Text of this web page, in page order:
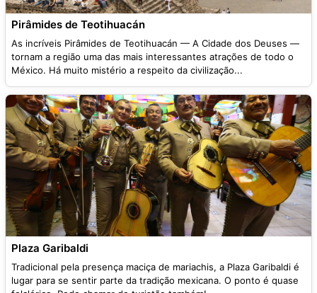
Pirâmides de Teotihuacán
As incríveis Pirâmides de Teotihuacán — A Cidade dos Deuses —
tornam a região uma das mais interessantes atrações de todo o
México. Há muito mistério a respeito da civilização...
Plaza Garibaldi
Tradicional pela presença maciça de mariachis, a Plaza Garibaldi é
lugar para se sentir parte da tradição mexicana. O ponto é quase